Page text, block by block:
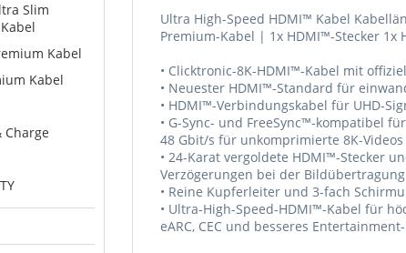
Slim
Kabel
Kabel
Charge
Ultra High-Speed HDMI™ Kabel
Premium-Kabel | 1x HDMI™-Stecker 1x
• Clicktronic-8K-HDMI™-Kabel mit
• Neuester HDMI™-Standard für
• HDMI™-Verbindungskabel für UHD-
• G-Sync- und FreeSync™-kompatibel
48 Gbit/s für unkomprimierte 8K-Videos
• 24-Karat vergoldete HDMI™-Stecker
Verzögerungen bei der
• Reine Kupferleiter und 3-fach
• Ultra-High-Speed-HDMI™-Kabel für
eARC, CEC und besseres